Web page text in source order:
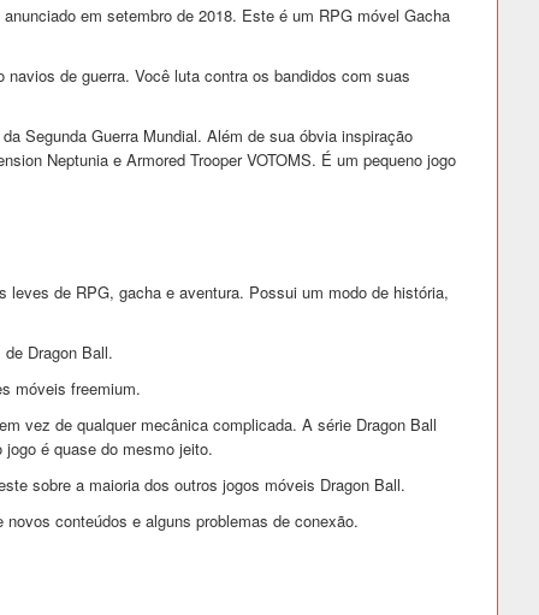
em setembro de 2018. Este é um RPG móvel Gacha
de guerra. Você luta contra os bandidos com suas
Segunda Guerra Mundial. Além de sua óbvia inspiração
Neptunia e Armored Trooper VOTOMS. É um pequeno jogo
de RPG, gacha e aventura. Possui um modo de história,
Dragon Ball.
móveis freemium.
vez de qualquer mecânica complicada. A série Dragon Ball
é quase do mesmo jeito.
sobre a maioria dos outros jogos móveis Dragon Ball.
conteúdos e alguns problemas de conexão.